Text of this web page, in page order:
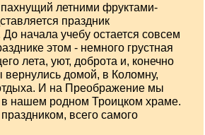
летними фруктами-
праздник
начала учебу остается совсем
этом - немного грустная
лета, уют, доброта и, конечно
домой, в Коломну,
И на Преображение мы
нашем родном Троицком храме.
всего самого